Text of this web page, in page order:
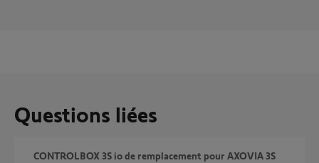
Questions liées
CONTROLBOX 3S io de remplacement pour AXOVIA 3S